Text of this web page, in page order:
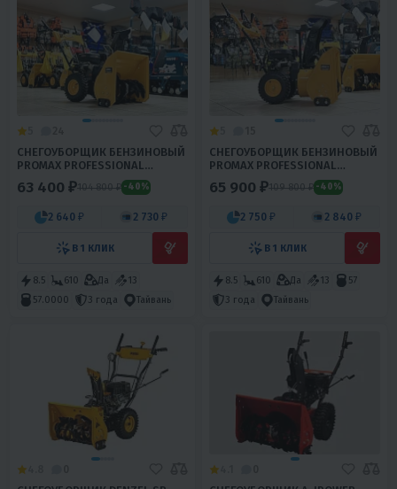
СНЕГОУБОРЩИК БЕНЗИНОВЫЙ
PROMAX PROFESSIONAL
63 400 ₽104 800 ₽ -40%
2 640 ₽ 2 730 ₽
В 1 КЛИК
8.5 610 Да
13
57.0000
3 года Тайвань
СНЕГОУБОРЩИК БЕНЗИНОВЫЙ
PROMAX PROFESSIONAL
W8565-LE
65 900 ₽109 800 ₽ -40%
2 750 ₽ 2 840 ₽
В 1 КЛИК
8.5 610 Да 13
57
3 года
Тайвань